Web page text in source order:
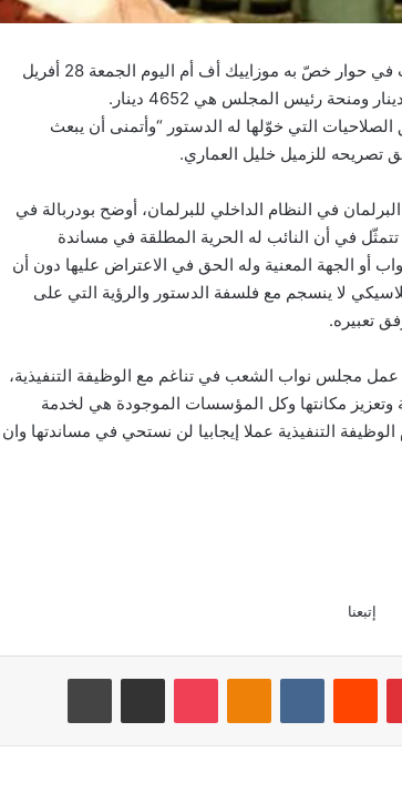
أعلن إبراهيم بودربالة رئيس مجلس نواب الشعب في حوار خصّ به موزاييك أف أم اليوم الجمعة 28 أفريل
التي خوّلها له الدستور “وأتمنى أن يبعث
تصريحه للزميل خليل العماري.
في النظام الداخلي للبرلمان، أوضح بودربالة في
في أن النائب له الحرية المطلقة في مساندة
أو الجهة المعنية وله الحق في الاعتراض عليها دون أن
لا ينسجم مع فلسفة الدستور والرؤية التي على
تعبيره.
مجلس نواب الشعب في تناغم مع الوظيفة التنفيذية،
وتعزيز مكانتها وكل المؤسسات الموجودة هي لخدمة
التنفيذية عملا إيجابيا لن نستحي في مساندتها وان
إتبعنا
بينتيريست Odnoklassniki
‫Pocket مشاركة عبر البريد طباعة